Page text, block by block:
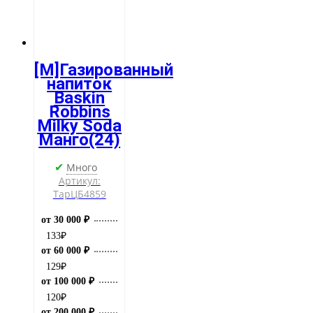
[M]Газированный
напиток
Baskin
Robbins
Milky Soda
Манго(24)
✔ Много
Артикул:
ТарЦБ4859
от 30 000 ₽
133₽
от 60 000 ₽
129₽
от 100 000 ₽
120₽